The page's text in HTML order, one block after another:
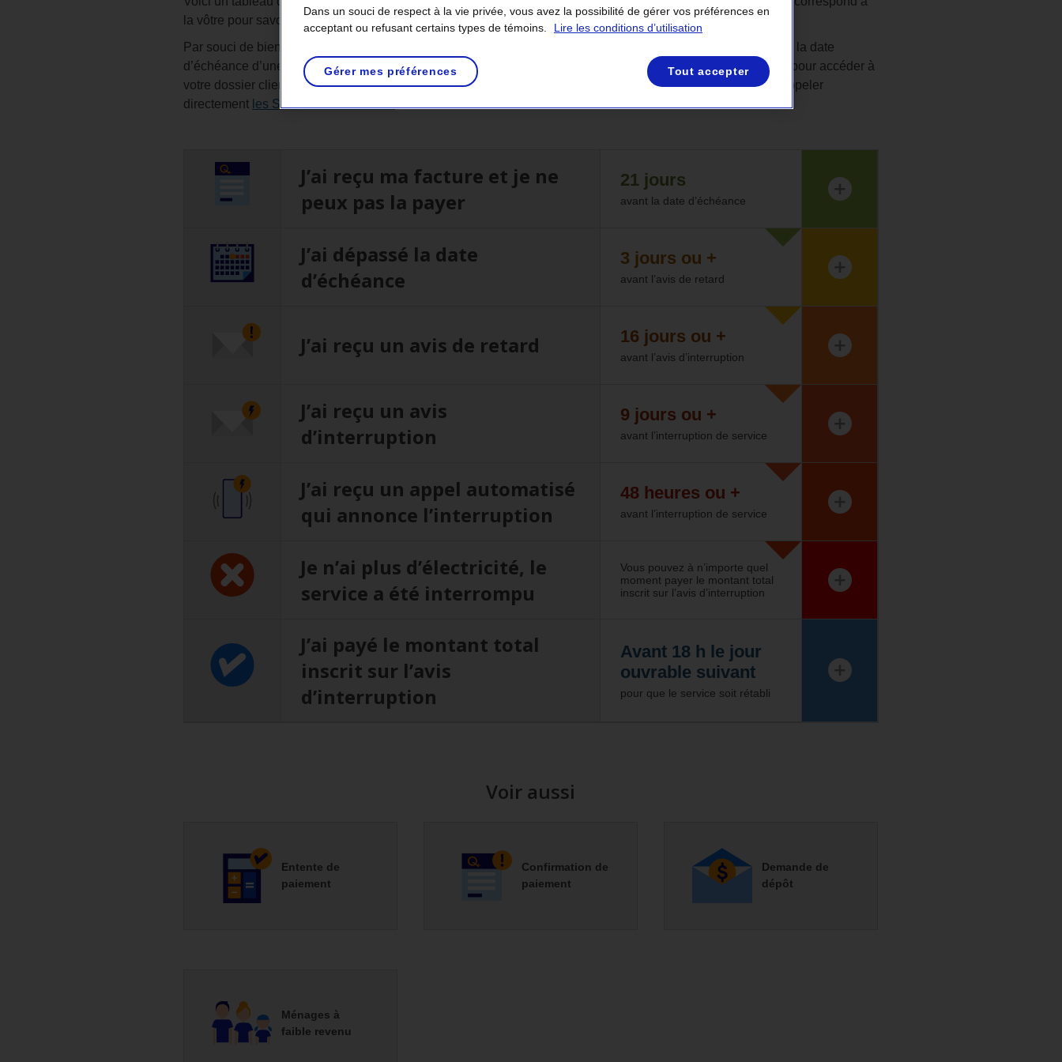
la vôtre pour savoir combien de temps il reste avant que vos options changent.
Par souci de bienveillance, nos équipes des Services à la clientèle pourraient vous appeler si vous dépassez la date
d’échéance d’une facture. Nos représentants vont d’abord s’identifier, puis ils devront confirmer votre identité pour accéder à
votre dossier client et vous proposer une entente de paiement. En cas de doute, vous pouvez raccrocher et appeler
directement les Services à la clientèle
J’ai reçu ma facture et je ne
peux pas la payer
21 jours
avant la date d’échéance
J’ai dépassé la date
d’échéance
3 jours ou +
avant l’avis de retard
J’ai reçu un avis de retard 16 jours ou +
avant l’avis d’interruption
J’ai reçu un avis
d’interruption
9 jours ou +
avant l’interruption de service
J’ai reçu un appel automatisé
qui annonce l’interruption
48 heures ou +
avant l’interruption de service
Je n’ai plus d’électricité, le
service a été interrompu
Vous pouvez à n’importe quel
moment payer le montant total
inscrit sur l’avis d’interruption
J’ai payé le montant total
inscrit sur l’avis
d’interruption
Avant 18 h le jour
ouvrable suivant
pour que le service soit rétabli
Voir aussi
Entente de
paiement
Confirmation de
paiement
Demande de
dépôt
Ménages à
faible revenu
Dans un souci de respect à la vie privée, vous avez la possibilité de gérer vos préférences en
acceptant ou refusant certains types de témoins.
Lire les conditions d’utilisation
Gérer mes préférences Tout accepter